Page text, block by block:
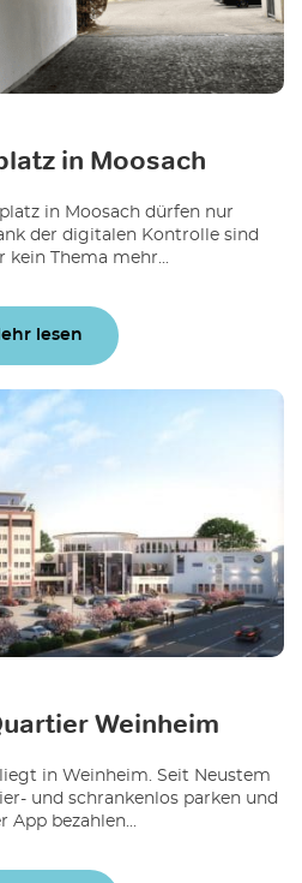
in Moosach
in Moosach dürfen nur
der digitalen Kontrolle sind
kein Thema mehr...
lesen
Weinheim
in Weinheim. Seit Neustem
und schrankenlos parken und
App bezahlen...